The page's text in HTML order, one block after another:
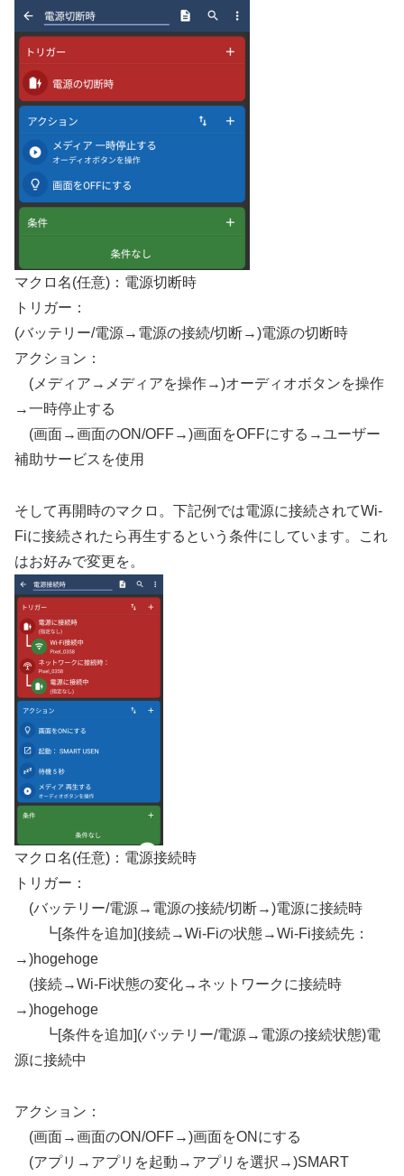
マクロ名(任意)：電源切断時
トリガー：
(バッテリー/電源→電源の接続/切断→)電源の切断時
アクション：
(メディア→メディアを操作→)オーディオボタンを操作
→一時停止する
(画面→画面のON/OFF→)画面をOFFにする→ユーザー
補助サービスを使用
そして再開時のマクロ。下記例では電源に接続されてWi-
Fiに接続されたら再生するという条件にしています。これ
はお好みで変更を。
マクロ名(任意)：電源接続時
トリガー：
(バッテリー/電源→電源の接続/切断→)電源に接続時
┗[条件を追加](接続→Wi-Fiの状態→Wi-Fi接続先：
→)hogehoge
(接続→Wi-Fi状態の変化→ネットワークに接続時
→)hogehoge
┗[条件を追加](バッテリー/電源→電源の接続状態)電
源に接続中
アクション：
(画面→画面のON/OFF→)画面をONにする
(アプリ→アプリを起動→アプリを選択→)SMART